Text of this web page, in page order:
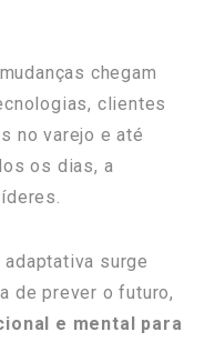
chegam
clientes
no varejo e até
os dias, a
surge
de prever o futuro,
e mental para